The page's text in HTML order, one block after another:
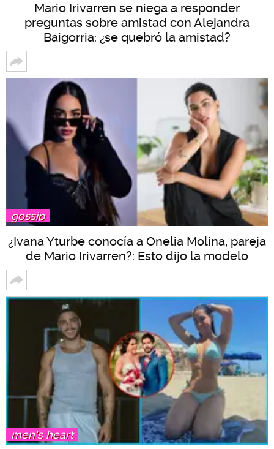
Mario Irivarren se niega a responder
preguntas sobre amistad con Alejandra
Baigorria: ¿se quebró la amistad?
gossip
¿Ivana Yturbe conocía a Onelia Molina, pareja
de Mario Irivarren?: Esto dijo la modelo
men's heart